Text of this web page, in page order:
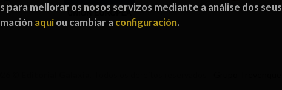
Europa”
mellorar os nosos servizos mediante a análise dos seus
aquíou cambiar a configuración.